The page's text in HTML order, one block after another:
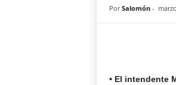
Por Salomón-
• El intendente